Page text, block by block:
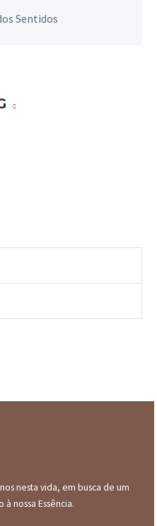
Sentidos
nesta vida, em busca de um
nossa Essência.